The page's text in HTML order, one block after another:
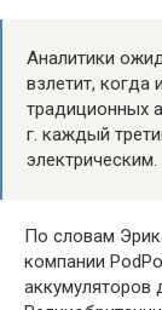
Аналитики
взлетит, когда
традиционных
г. каждый
электрическим.
По словам
компании
аккумуляторов